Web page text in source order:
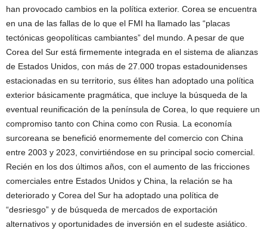
han provocado cambios en la política exterior. Corea se encuentra
en una de las fallas de lo que el FMI ha llamado las “placas
tectónicas geopolíticas cambiantes” del mundo. A pesar de que
Corea del Sur está firmemente integrada en el sistema de alianzas
de Estados Unidos, con más de 27.000 tropas estadounidenses
estacionadas en su territorio, sus élites han adoptado una política
exterior básicamente pragmática, que incluye la búsqueda de la
eventual reunificación de la península de Corea, lo que requiere un
compromiso tanto con China como con Rusia. La economía
surcoreana se benefició enormemente del comercio con China
entre 2003 y 2023, convirtiéndose en su principal socio comercial.
Recién en los dos últimos años, con el aumento de las fricciones
comerciales entre Estados Unidos y China, la relación se ha
deteriorado y Corea del Sur ha adoptado una política de
“desriesgo” y de búsqueda de mercados de exportación
alternativos y oportunidades de inversión en el sudeste asiático.